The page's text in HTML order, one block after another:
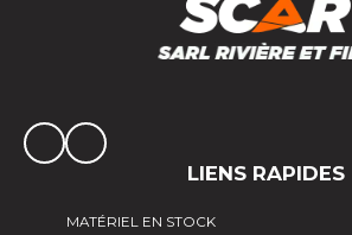
LIENS RAPIDES
MATÉRIEL EN STOCK